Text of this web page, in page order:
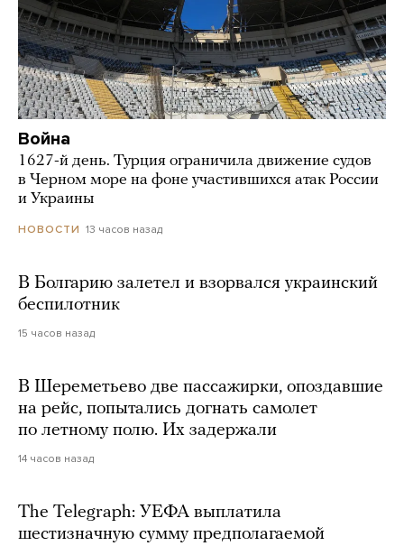
Война
1627-й день. Турция ограничила движение судов
в Черном море на фоне участившихся атак России
и Украины
НОВОСТИ 13 часов назад
В Болгарию залетел и взорвался украинский
беспилотник
15 часов назад
В Шереметьево две пассажирки, опоздавшие
на рейс, попытались догнать самолет
по летному полю. Их задержали
14 часов назад
The Telegraph: УЕФА выплатила
шестизначную сумму предполагаемой